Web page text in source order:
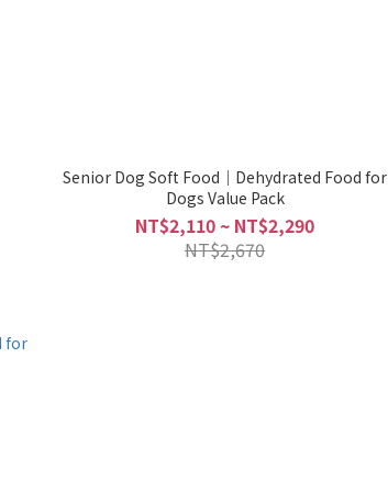
Senior Dog Soft Food｜Dehydrated Food for
Dogs Value Pack
NT$2,110 ~ NT$2,290
NT$2,670